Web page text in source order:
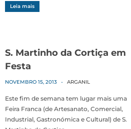
Leia mais
S. Martinho da Cortiça em
Festa
NOVEMBRO 15, 2013 - ARGANIL
Este fim de semana tem lugar mais uma
Feira Franca (de Artesanato, Comercial,
Industrial, Gastronómica e Cultural) de S.